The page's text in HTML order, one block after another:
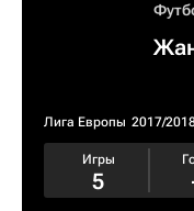
Лига Европы 2017/
Игры
5